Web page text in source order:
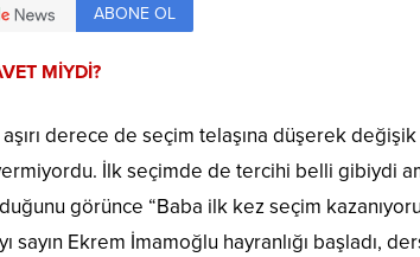
ABONE OL
MİYDİ?
derece de seçim telaşına düşerek
İlk seçimde de tercihi belli gibiydi
görünce “Baba ilk kez seçim
Ekrem İmamoğlu hayranlığı başladı,